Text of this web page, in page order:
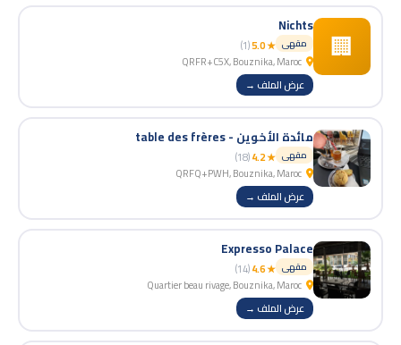
🏢
Nichts
مقهى ★ 5.0
(1)
عرض الملف →
مائدة الأخوين - table des frères
مقهى ★ 4.2
(18)
عرض الملف →
Expresso Palace
مقهى ★ 4.6
(14)
عرض الملف →